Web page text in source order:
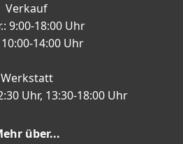
Verkauf
9:00-18:00 Uhr
14:00 Uhr
Werkstatt
Uhr, 13:30-18:00 Uhr
über...